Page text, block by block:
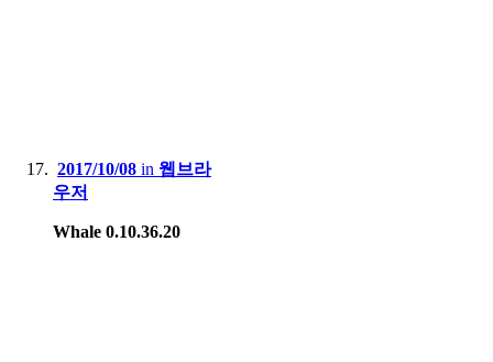
2017/10/08 in 웹브라
우저
Whale 0.10.36.20